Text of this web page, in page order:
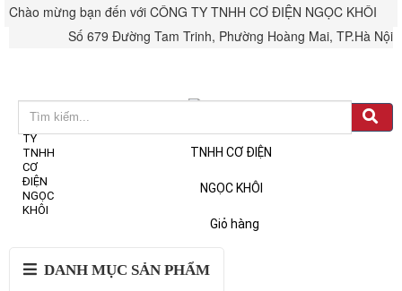
Chào mừng bạn đến với CÔNG TY TNHH CƠ ĐIỆN NGỌC KHÔI
Số 679 Đường Tam Trinh, Phường Hoàng Mai, TP.Hà Nội
Đăng nhập
Giỏ hàng
DANH MỤC SẢN PHẨM